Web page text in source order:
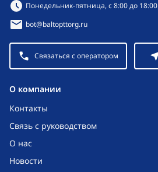
O компании
Контакты
Связь с руководством
О нас
Новости
Режим работы:
Понедельник-пятница, с 8:00 до 18:00
bot@baltopttorg.ru
Связаться с оператором